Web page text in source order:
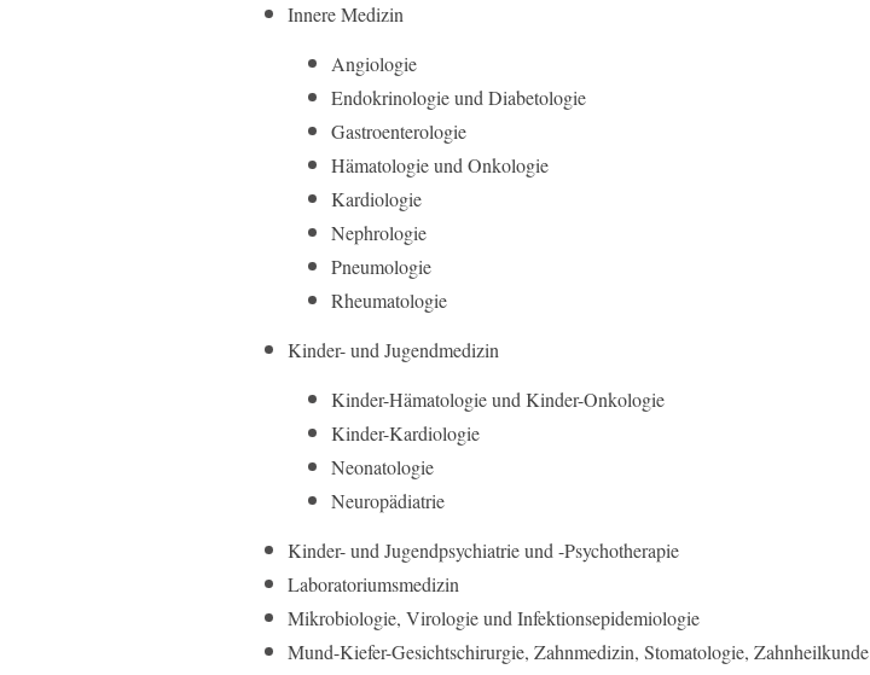
Innere Medizin
Angiologie
Endokrinologie und Diabetologie
Gastroenterologie
Hämatologie und Onkologie
Kardiologie
Nephrologie
Pneumologie
Rheumatologie
Kinder- und Jugendmedizin
Kinder-Hämatologie und Kinder-Onkologie
Kinder-Kardiologie
Neonatologie
Neuropädiatrie
Kinder- und Jugendpsychiatrie und -Psychotherapie
Laboratoriumsmedizin
Mikrobiologie, Virologie und Infektionsepidemiologie
Mund-Kiefer-Gesichtschirurgie, Zahnmedizin, Stomatologie, Zahnheilkunde